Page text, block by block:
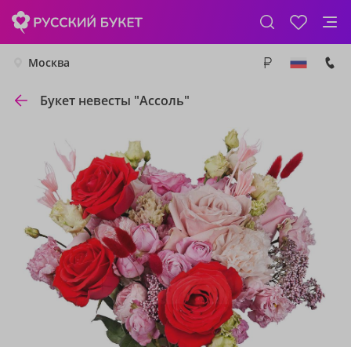
Москва
Букет невесты "Ассоль"